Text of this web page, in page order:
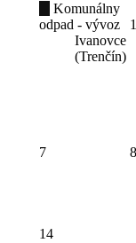
Komunálny
odpad - vývoz
Ivanovce
(Trenčín)
1
7 8
14